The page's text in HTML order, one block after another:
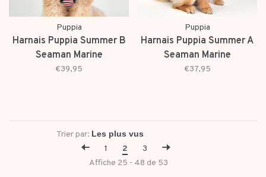
Puppia
Harnais Puppia Summer B
Seaman Marine
€39,95
Puppia
Harnais Puppia Summer A
Seaman Marine
€37,95
Trier par:
1
2
3
Affiche 25 - 48 de 53